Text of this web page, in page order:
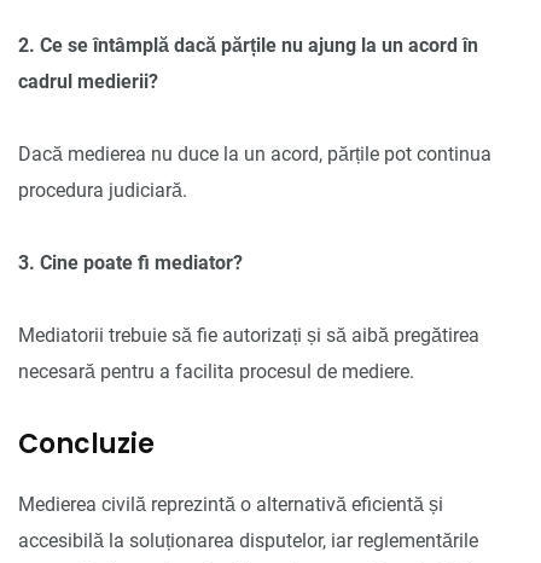
2. Ce se întâmplă dacă părțile nu ajung la un acord în
cadrul medierii?
Dacă medierea nu duce la un acord, părțile pot continua
procedura judiciară.
3. Cine poate fi mediator?
Mediatorii trebuie să fie autorizați și să aibă pregătirea
necesară pentru a facilita procesul de mediere.
Concluzie
Medierea civilă reprezintă o alternativă eficientă și
accesibilă la soluționarea disputelor, iar reglementările